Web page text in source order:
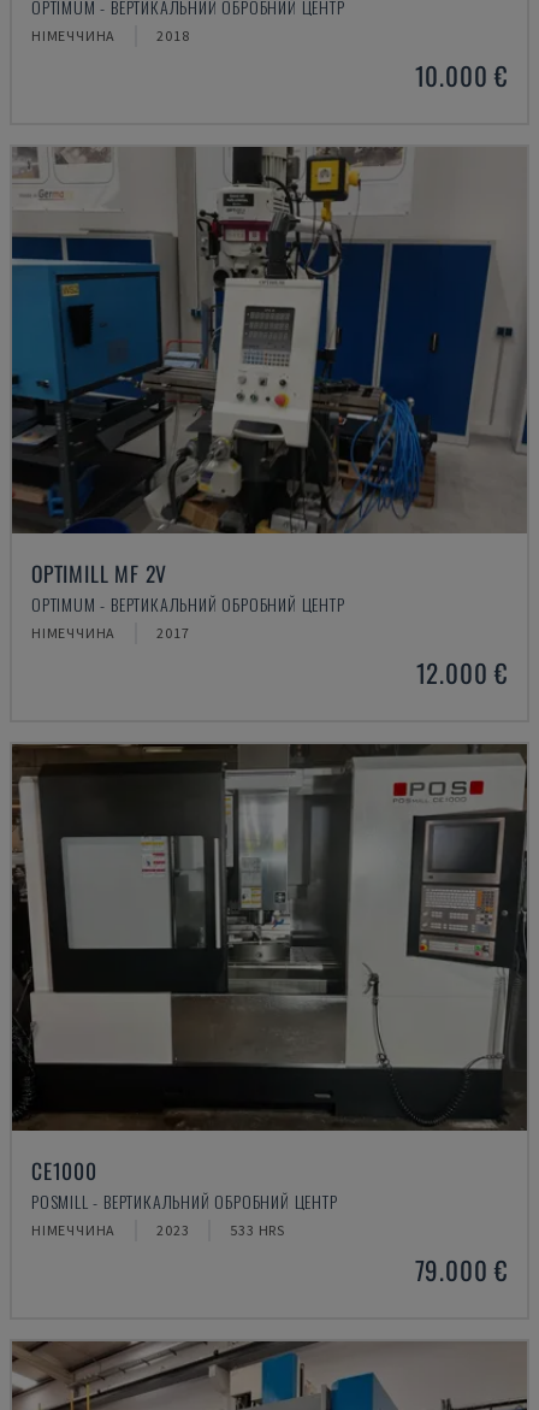
OPTIMUM - ВЕРТИКАЛЬНИЙ ОБРОБНИЙ ЦЕНТР
НІМЕЧЧИНА 2018
10.000 €
OPTIMILL MF 2V
OPTIMUM - ВЕРТИКАЛЬНИЙ ОБРОБНИЙ ЦЕНТР
НІМЕЧЧИНА 2017
12.000 €
CE1000
POSMILL - ВЕРТИКАЛЬНИЙ ОБРОБНИЙ ЦЕНТР
НІМЕЧЧИНА 2023 533 HRS
79.000 €